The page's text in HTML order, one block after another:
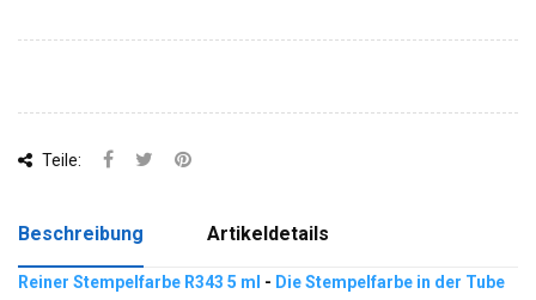
Teile:
Beschreibung Artikeldetails
Reiner Stempelfarbe R343 5 ml - Die Stempelfarbe in der Tube